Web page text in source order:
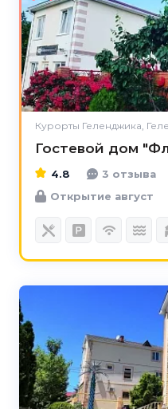
Курорты Геленджика,
Гостевой дом
4.8
3 отзыва
Открытие август